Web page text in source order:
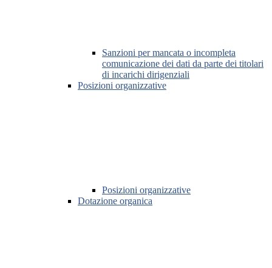
Sanzioni per mancata o incompleta
comunicazione dei dati da parte dei titolari
di incarichi dirigenziali
Posizioni organizzative
Posizioni organizzative
Dotazione organica